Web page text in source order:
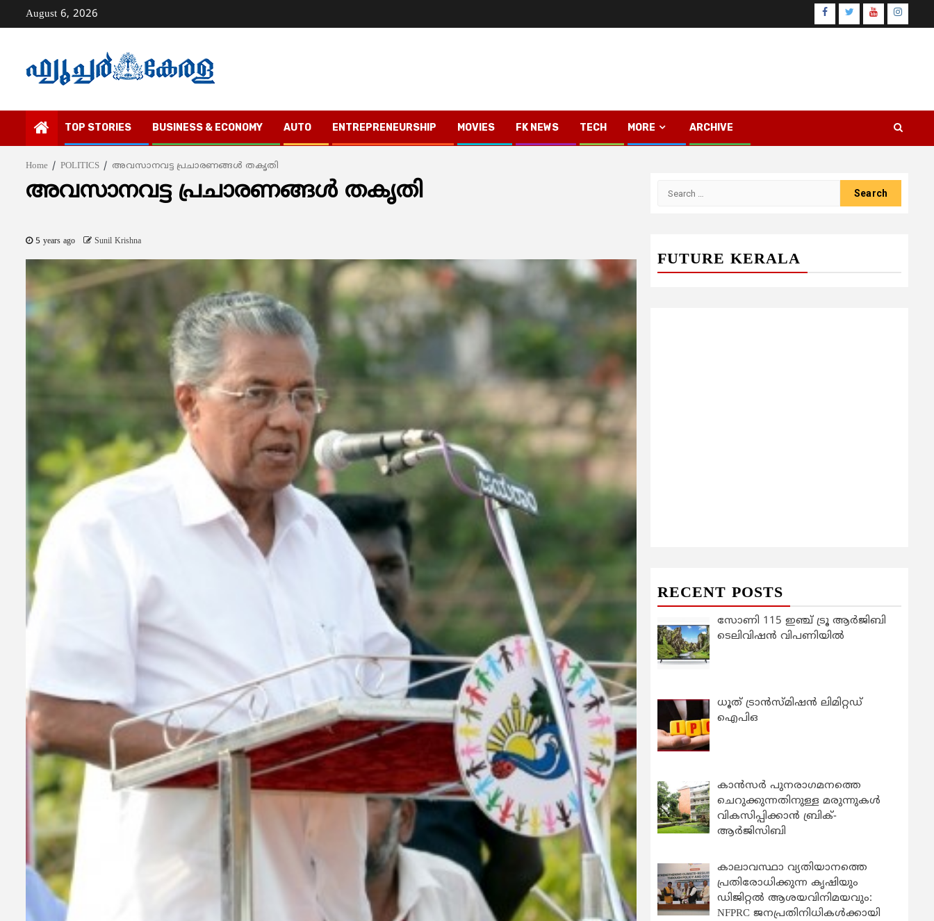
August 6, 2026 Facebook
TwitterYoutube
TOP STORIES BUSINESS & ECONOMY AUTO ENTREPRENEURSHIP MOVIES FK NEWS TECH MORE ARCHIVE
Home POLITICS അവസാനവട്ട പ്രചാരണങ്ങള്‍ തകൃതി
അവസാനവട്ട പ്രചാരണങ്ങള്‍ തകൃതി
5 years ago Sunil Krishna
FUTURE KERALA
RECENT POSTS
സോണി 115 ഇഞ്ച് ട്രൂ ആർജിബി
ടെലിവിഷൻ വിപണിയിൽ
ധൂത് ട്രാൻസ്മിഷൻ ലിമിറ്റഡ്
ഐപിഒ
കാന്‍സര്‍ പുനരാഗമനത്തെ
ചെറുക്കുന്നതിനുള്ള മരുന്നുകള്‍
വികസിപ്പിക്കാന്‍ ബ്രിക്-
ആര്‍ജിസിബി
കാലാവസ്ഥാ വ്യതിയാനത്തെ
പ്രതിരോധിക്കുന്ന കൃഷിയും
ഡിജിറ്റൽ ആശയവിനിമയവും:
NFPRC ജനപ്രതിനിധികൾക്കായി